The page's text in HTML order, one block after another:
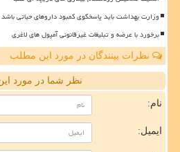
وزارت بهداشت باید پاسخگوی کمبود داروهای حیاتی باشد
برخورد با عرضه و تبلیغات غیرقانونی آمپول های لاغری
نظرات بینندگان در مورد این مطلب
نظر شما در مورد
نام:
ایمیل: